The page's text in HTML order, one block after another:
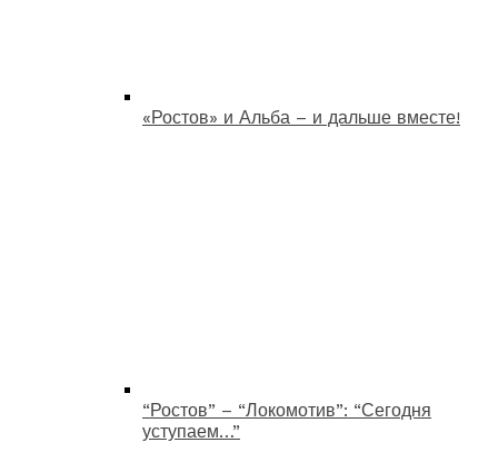
«Ростов» и Альба – и дальше вместе!
“Ростов” – “Локомотив”: “Сегодня
уступаем…”